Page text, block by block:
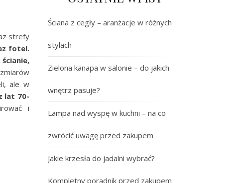
strefy
fotel.
ale w
lat 70-
i
Ściana z cegły – aranżacje w różnych
stylach
Zielona kanapa w salonie – do jakich
wnętrz pasuje?
Lampa nad wyspę w kuchni – na co
zwrócić uwagę przed zakupem
Jakie krzesła do jadalni wybrać?
Kompletny poradnik przed zakupem